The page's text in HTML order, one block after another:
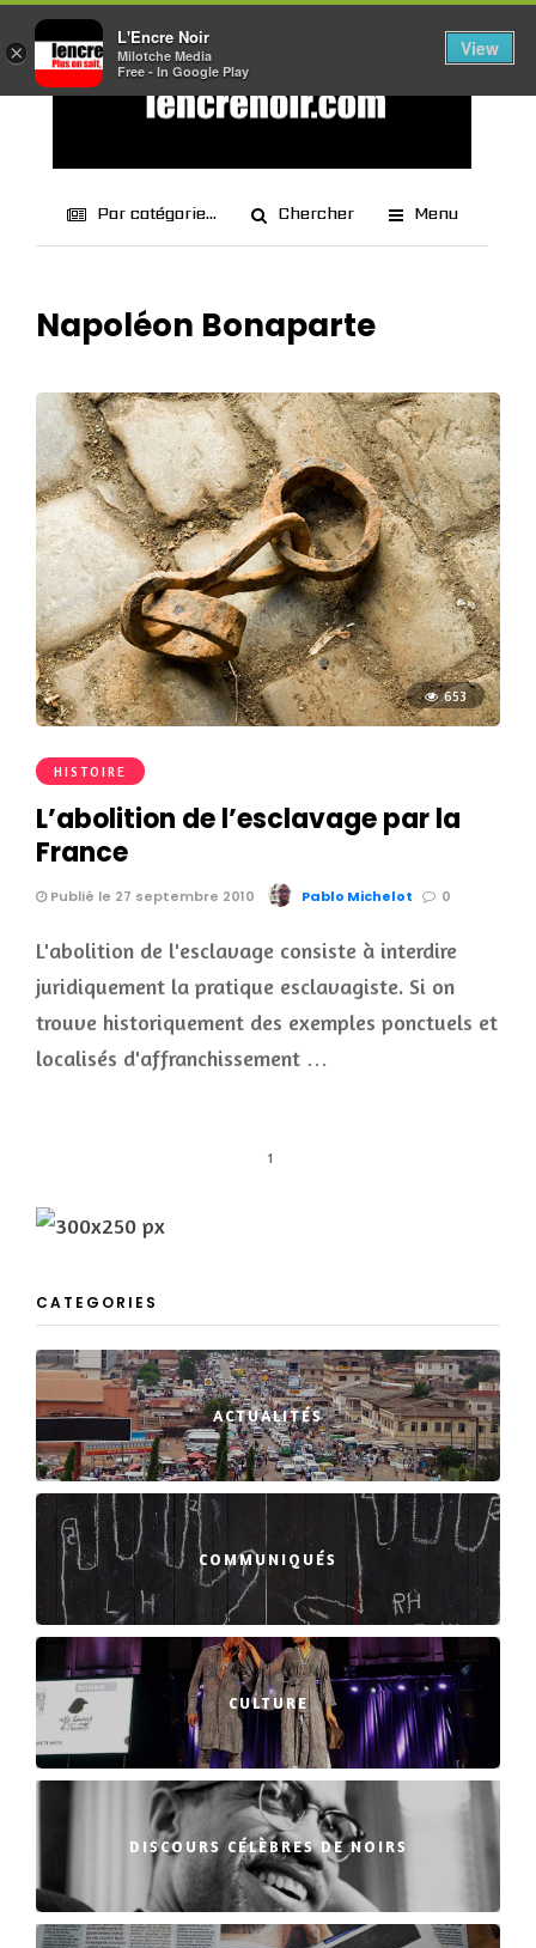
Par catégorie... Chercher Menu
Napoléon Bonaparte
653
HISTOIRE
L’abolition de l’esclavage par la
France
Publié le 27 septembre 2010 Pablo Michelot 0
L'abolition de l'esclavage consiste à interdire
juridiquement la pratique esclavagiste. Si on
trouve historiquement des exemples ponctuels et
localisés d'affranchissement …
1
CATEGORIES
ACTUALITÉS
COMMUNIQUÉS
CULTURE
DISCOURS CÉLÈBRES DE NOIRS
×
L'Encre Noir
Milotche Media
Free - In Google Play
View